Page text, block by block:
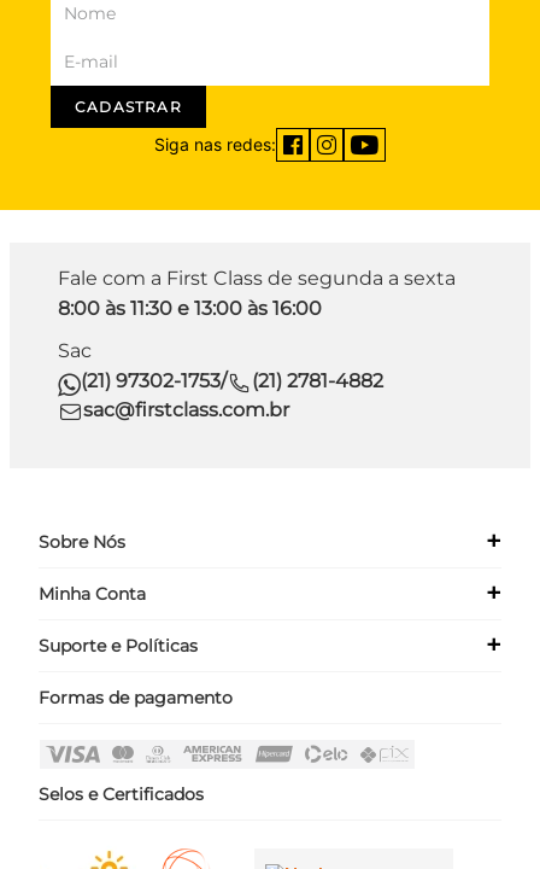
CADASTRAR
Siga nas redes:
Fale com a First Class de segunda a sexta
8:00 às 11:30 e 13:00 às 16:00
Sac
(21) 97302-1753/
(21) 2781-4882
sac@firstclass.com.br
Sobre Nós +
Quem Somos
Minha Conta +
Meus Dados
Suporte e Políticas +
Políticas
Fale Conosco
Formas de pagamento
Selos e Certificados